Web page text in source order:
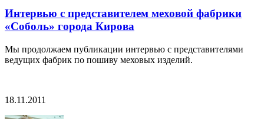
Интервью с представителем меховой фабрики
«Соболь» города Кирова
Мы продолжаем публикации интервью с представителями
ведущих фабрик по пошиву меховых изделий.
18.11.2011